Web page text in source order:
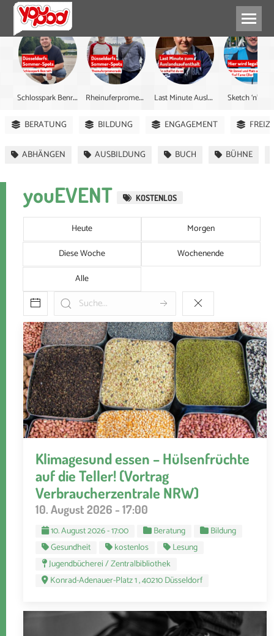
S
chlosspark Benrath R
heinuferpromenade L
ast Minute Ausland Sketch ‘n’
BERATUNG BILDUNG ENGAGEMENT
ABHÄNGEN AUSBILDUNG BUCH BÜHNE
youEVENT KOSTENLOS
Heute
Morgen
Diese Woche
Wochenende
Alle
Klimagesund essen – Hülsenfrüchte
auf die Teller! (Vortrag
Verbraucherzentrale NRW)
10. August 2026 - 17:00
10. August 2026 - 17:00 Beratung
Bildung
Gesundheit
kostenlos
Lesung
Jugendbücherei / Zentralbibliothek
Konrad-Adenauer-Platz 1 , 40210 Düsseldorf